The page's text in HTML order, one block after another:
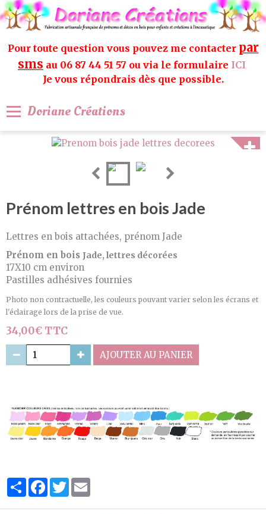
Pour toute question vous pouvez me contacter par
sms au 06 87 44 51 57 ou via le formulaire ICI
Je vous répondrais dès que possible.
Doriane Créations
Prénom lettres en bois Jade
Lettres en bois attachées, prénom Jade
Prénom en bois Jade, lettres décorées
17X10 cm environ
Pastilles adhésives fournies
Photo non contractuelle, les couleurs pouvant varier selon les écrans et
l'éclairage lors de la prise de vue.
34,00€ TTC
AJOUTER AU PANIER
PartagerFacebook
Twitter